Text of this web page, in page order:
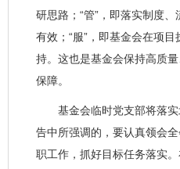
研思路；“管”，即落实制度
有效；“服”，即基金会在项
持。这也是基金会保持高质
保障。
基金会临时党支部将落实
告中所强调的，要认真领会
职工作，抓好目标任务落实